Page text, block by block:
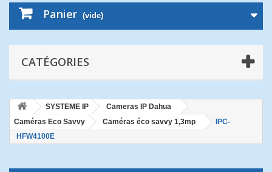
Panier (vide)
CATÉGORIES
SYSTEME IP
Cameras IP Dahua
Caméras Eco Savvy
Caméras éco savvy 1,3mp
IPC-
HFW4100E